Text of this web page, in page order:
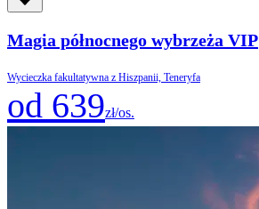
Magia północnego wybrzeża VIP
Wycieczka fakultatywna z Hiszpanii, Teneryfa
od 639zł/os.